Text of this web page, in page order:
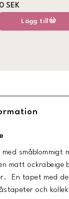
0 SEK
Lägg till
med
matt ockrabeige
En tapet med
och